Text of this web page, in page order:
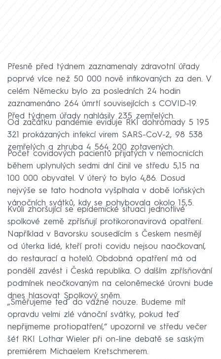
Přesně před týdnem zaznamenaly zdravotní úřady
poprvé více než 50 000 nově infikovaných za den. V
celém Německu bylo za posledních 24 hodin
zaznamenáno 264 úmrtí souvisejících s COVID-19.
Před týdnem úřady nahlásily 235 zemřelých.
Od začátku pandemie eviduje RKI dohromady 5 195
321 prokázaných infekcí virem SARS-CoV-2, 98 538
zemřelých a zhruba 4 564 200 zotavených.
Počet covidových pacientů přijatých v nemocnicích
během uplynulých sedmi dní činil ve středu 5,15 na
100 000 obyvatel. V úterý to bylo 4,86. Dosud
nejvýše se tato hodnota vyšplhala v době loňských
vánočních svátků, kdy se pohybovala okolo 15,5.
Kvůli zhoršující se epidemické situaci jednotlivé
spolkové země zpřísňují protikoronavirová opatření.
Například v Bavorsku sousedícím s Českem nesmějí
od úterka lidé, kteří proti covidu nejsou naočkovaní,
do restaurací a hotelů. Obdobná opatření má od
pondělí zavést i Česká republika. O dalším zpřísňování
podmínek neočkovaným na celoněmecké úrovni bude
dnes hlasovat Spolkový sněm.
„Směřujeme teď do vážné nouze. Budeme mít
opravdu velmi zlé vánoční svátky, pokud teď
nepřijmeme protiopatření,“ upozornil ve středu večer
šéf RKI Lothar Wieler při on-line debatě se saským
premiérem Michaelem Kretschmerem.